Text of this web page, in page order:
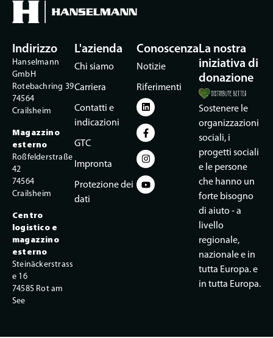
Indirizzo
Hanselmann
GmbH
Rotebachring 39
74564
Crailsheim
Magazzino
esterno
Roßfelderstraße
42
74564
Crailsheim
Centro
logistico e
magazzino
esterno
Steinäckerstrass
e 16
74585 Rot am
See
L'azienda
Chi siamo
Carriera
Contatti e
indicazioni
GTC
Impronta
Protezione dei
dati
Conoscenza
Notizie
Riferimenti
La nostra
iniziativa di
donazione
Sostenere le
organizzazioni
sociali, i
progetti sociali
e le persone
che hanno un
forte bisogno
di aiuto - a
livello
regionale,
nazionale e in
tutta Europa. e
in tutta Europa.